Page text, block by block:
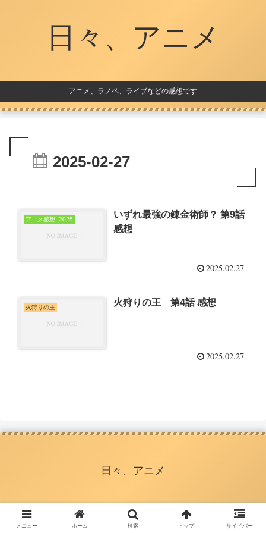
日々、アニメ
アニメ、ラノベ、ライブなどの感想です
2025-02-27
アニメ感想_2025
いずれ最強の錬金術師？ 第9話
感想
2025.02.27
火狩りの王 火狩りの王 第4話 感想
2025.02.27
日々、アニメ
© 2015 日々、アニメ.
メニュー ホーム 検索 トップ サイドバー